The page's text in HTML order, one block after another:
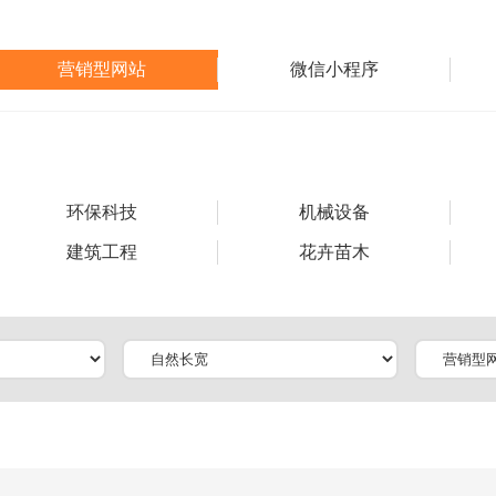
营销型网站 微信小程序
环保科技 机械设备
建筑工程 花卉苗木